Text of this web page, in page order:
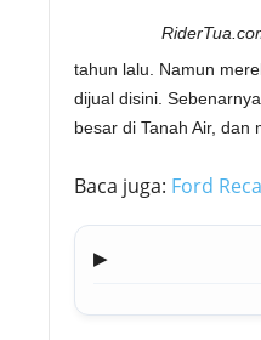
tahun lalu. Namun
dijual disini.
besar di Tanah Air, dan
Baca juga: Ford
▶